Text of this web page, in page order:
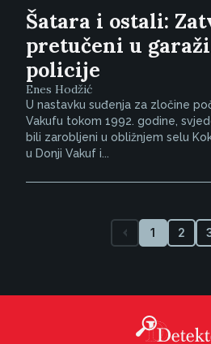
Šatara i ostali:
pretučeni u
policije
Enes Hodžić
U nastavku suđenja za zločine
Vakufu tokom 1992. godine,
bili zarobljeni u obližnjem selu
u Donji Vakuf i...
1 2